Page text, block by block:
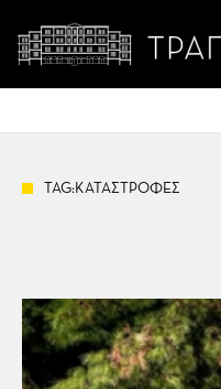
TAG:ΚΑΤΑΣΤΡΟΦΕΣ